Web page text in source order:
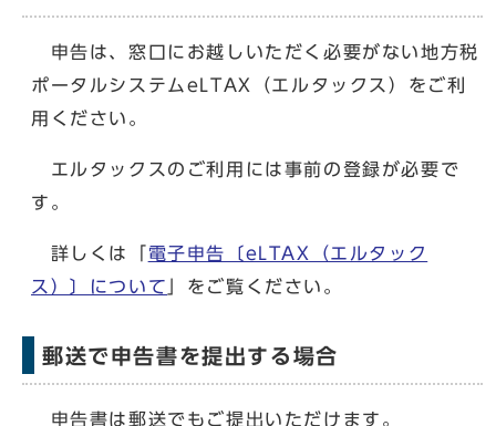
申告は、窓口にお越しいただく必要がない地方税
ポータルシステムeLTAX（エルタックス）をご利
用ください。
エルタックスのご利用には事前の登録が必要で
す。
詳しくは「 電子申告〔eLTAX（エルタック
ス）〕について
」をご覧ください。
郵送で申告書を提出する場合
申告書は郵送でもご提出いただけます。